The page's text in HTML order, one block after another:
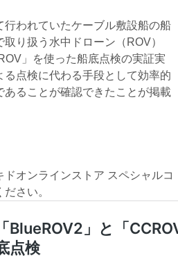
行われていたケーブル敷設船の船
り扱う水中ドローン（ROV）
」を使った船底点検の実証実
る点検に代わる手段として効率的
あることが確認できたことが掲載
オンラインストア スペシャルコ
さい。